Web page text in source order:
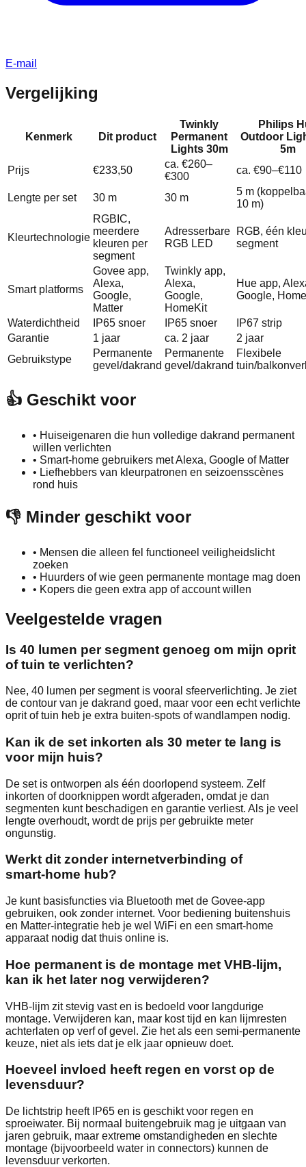
E-mail
Vergelijking
Kenmerk Dit product
Twinkly
Permanent
Lights 30m
Philips
Outdoor
5m
Prijs
€233,50
ca. €260–
€300
ca. €90–€110
Lengte per set 30 m 30 m
5 m
10 m)
Kleurtechnologie
RGBIC,
meerdere
kleuren per
segment
Adresserbare
RGB LED
RGB, één
segment
Smart platforms
Govee app,
Alexa,
Google,
Matter
Twinkly app,
Alexa,
Google,
HomeKit
Hue app,
Google,
Waterdichtheid IP65 snoer IP65 snoer
IP67 strip
Garantie
1 jaar ca. 2 jaar
2 jaar
Gebruikstype
Permanente
gevel/dakrand
Permanente
gevel/dakrand
Flexibele
tuin/
👍 Geschikt voor
• Huiseigenaren die hun volledige dakrand permanent
willen verlichten
• Smart‑home gebruikers met Alexa, Google of Matter
• Liefhebbers van kleurpatronen en seizoensscènes
rond huis
👎 Minder geschikt voor
• Mensen die alleen fel functioneel veiligheidslicht
zoeken
• Huurders of wie geen permanente montage mag doen
• Kopers die geen extra app of account willen
Veelgestelde vragen
Is 40 lumen per segment genoeg om mijn oprit
of tuin te verlichten?
Nee, 40 lumen per segment is vooral sfeerverlichting. Je ziet
de contour van je dakrand goed, maar voor een echt verlichte
oprit of tuin heb je extra buiten‑spots of wandlampen nodig.
Kan ik de set inkorten als 30 meter te lang is
voor mijn huis?
De set is ontworpen als één doorlopend systeem. Zelf
inkorten of doorknippen wordt afgeraden, omdat je dan
segmenten kunt beschadigen en garantie verliest. Als je veel
lengte overhoudt, wordt de prijs per gebruikte meter
ongunstig.
Werkt dit zonder internetverbinding of
smart‑home hub?
Je kunt basisfuncties via Bluetooth met de Govee‑app
gebruiken, ook zonder internet. Voor bediening buitenshuis
en Matter‑integratie heb je wel WiFi en een smart‑home
apparaat nodig dat thuis online is.
Hoe permanent is de montage met VHB‑lijm,
kan ik het later nog verwijderen?
VHB‑lijm zit stevig vast en is bedoeld voor langdurige
montage. Verwijderen kan, maar kost tijd en kan lijmresten
achterlaten op verf of gevel. Zie het als een semi‑permanente
keuze, niet als iets dat je elk jaar opnieuw doet.
Hoeveel invloed heeft regen en vorst op de
levensduur?
De lichtstrip heeft IP65 en is geschikt voor regen en
sproeiwater. Bij normaal buitengebruik mag je uitgaan van
jaren gebruik, maar extreme omstandigheden en slechte
montage (bijvoorbeeld water in connectors) kunnen de
levensduur verkorten.